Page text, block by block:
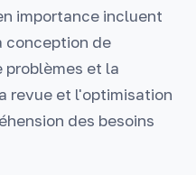
importance incluent
conception de
et la
revue et l'optimisation
des besoins